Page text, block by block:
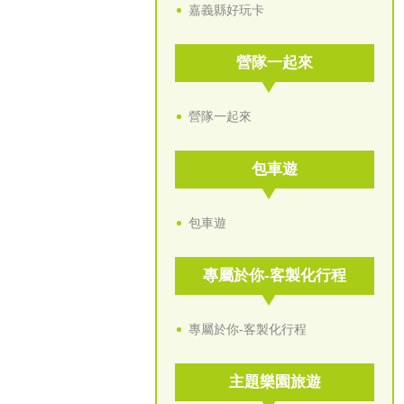
嘉義縣好玩卡
營隊一起來
營隊一起來
包車遊
包車遊
專屬於你-客製化行程
專屬於你-客製化行程
主題樂園旅遊